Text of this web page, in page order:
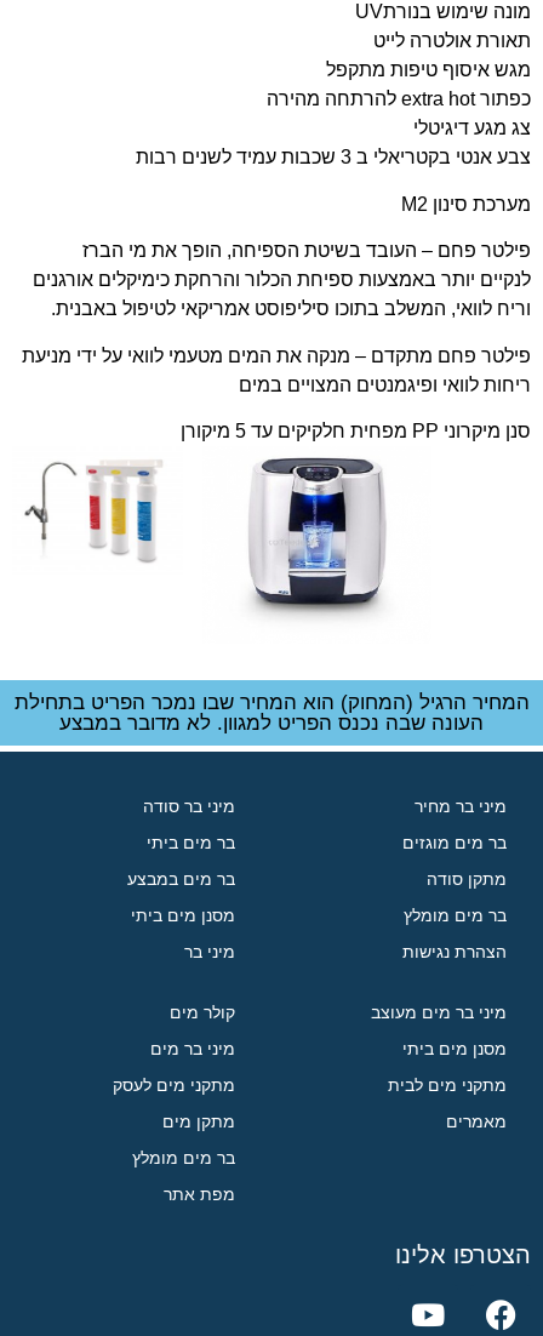
מונה שימוש בנורתUV
תאורת אולטרה לייט
מגש איסוף טיפות מתקפל
כפתורextra hot להרתחה מהירה
צג מגע דיגיטלי
צבע אנטי בקטריאלי ב 3 שכבות עמיד לשנים רבות
מערכת סינון M2
פילטר פחם – העובד בשיטת הספיחה, הופך את מי הברז
לנקיים יותר באמצעות ספיחת הכלור והרחקת כימיקלים אורגנים
וריח לוואי, המשלב בתוכו סיליפוסט אמריקאי לטיפול באבנית.
פילטר פחם מתקדם – מנקה את המים מטעמי לוואי על ידי מניעת
ריחות לוואי ופיגמנטים המצויים במים
סנן מיקרוני PP מפחית חלקיקים עד 5 מיקורן
המחיר הרגיל (המחוק) הוא המחיר שבו נמכר הפריט בתחילת
העונה שבה נכנס הפריט למגוון. לא מדובר במבצע
מיני בר מחיר
בר מים מוגזים
מתקן סודה
בר מים מומלץ
הצהרת נגישות
מיני בר סודה
בר מים ביתי
בר מים במבצע
מסנן מים ביתי
מיני בר
מיני בר מים מעוצב
מסנן מים ביתי
מתקני מים לבית
מאמרים
קולר מים
מיני בר מים
מתקני מים לעסק
מתקן מים
בר מים מומלץ
מפת אתר
הצטרפו אלינו